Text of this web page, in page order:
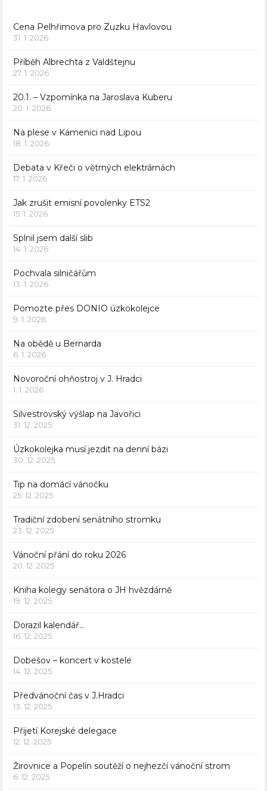
Cena Pelhřimova pro Zuzku Havlovou
31. 1. 2026
Příběh Albrechta z Valdštejnu
27. 1. 2026
20.1. – Vzpomínka na Jaroslava Kuberu
20. 1. 2026
Na plese v Kamenici nad Lipou
18. 1. 2026
Debata v Křeči o větrných elektrárnách
17. 1. 2026
Jak zrušit emisní povolenky ETS2
15. 1. 2026
Splnil jsem další slib
14. 1. 2026
Pochvala silničářům
13. 1. 2026
Pomozte přes DONIO úzkokolejce
9. 1. 2026
Na obědě u Bernarda
6. 1. 2026
Novoroční ohňostroj v J. Hradci
1. 1. 2026
Silvestrovský výšlap na Javořici
31. 12. 2025
Úzkokolejka musí jezdit na denní bázi
30. 12. 2025
Tip na domácí vánočku
25. 12. 2025
Tradiční zdobení senátního stromku
23. 12. 2025
Vánoční přání do roku 2026
20. 12. 2025
Kniha kolegy senátora o JH hvězdárně
19. 12. 2025
Dorazil kalendář…
16. 12. 2025
Dobešov – koncert v kostele
14. 12. 2025
Předvánoční čas v J.Hradci
13. 12. 2025
Přijetí Korejské delegace
12. 12. 2025
Žirovnice a Popelín soutěží o nejhezčí vánoční strom
6. 12. 2025